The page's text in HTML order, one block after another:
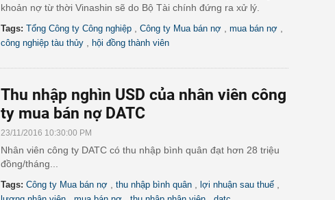
khoản nợ từ thời Vinashin sẽ do Bộ Tài chính đứng ra xử lý.
Tags: Tổng Công ty Công nghiệp Công ty Mua bán nợ mua bán nợ
công nghiệp tàu thủy hội đồng thành viên
Thu nhập nghìn USD của nhân viên công
ty mua bán nợ DATC
23/11/2016 10:30:00 PM
Nhân viên công ty DATC có thu nhập bình quân đạt hơn 28 triệu
đồng/tháng...
Tags: Công ty Mua bán nợ thu nhập bình quân lợi nhuận sau thuế